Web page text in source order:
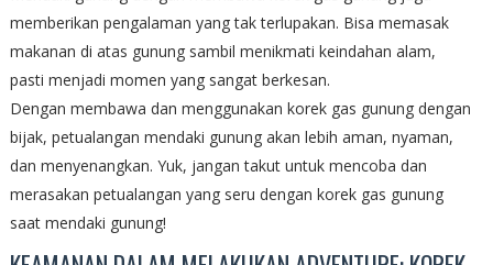
memberikan pengalaman yang tak terlupakan. Bisa memasak
makanan di atas gunung sambil menikmati keindahan alam,
pasti menjadi momen yang sangat berkesan.
Dengan membawa dan menggunakan korek gas gunung dengan
bijak, petualangan mendaki gunung akan lebih aman, nyaman,
dan menyenangkan. Yuk, jangan takut untuk mencoba dan
merasakan petualangan yang seru dengan korek gas gunung
saat mendaki gunung!